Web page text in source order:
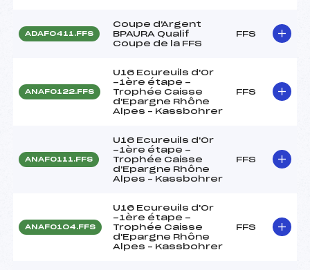
ADAF0411.FFS
Coupe d'Argent
BPAURA Qualif
Coupe de la FFS
FFS
ANAF0122.FFS
U16 Ecureuils d'Or
-1ère étape -
Trophée Caisse
d'Epargne Rhône
Alpes – Kassbohrer
FFS
ANAF0111.FFS
U16 Ecureuils d'Or
-1ère étape -
Trophée Caisse
d'Epargne Rhône
Alpes – Kassbohrer
FFS
ANAF0104.FFS
U16 Ecureuils d'Or
-1ère étape -
Trophée Caisse
d'Epargne Rhône
Alpes – Kassbohrer
FFS